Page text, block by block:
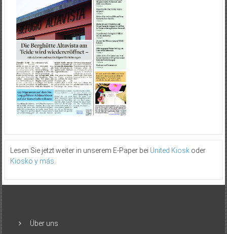
Lesen Sie jetzt weiter in unserem E-Paper bei United Kioskoder
Kiosko y más.
Über uns